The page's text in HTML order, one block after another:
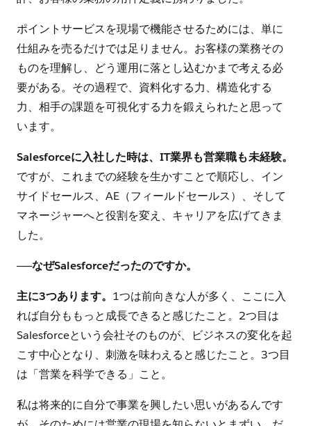
ポイントサービスを現場で機能させるためには、単に
仕組みを売るだけでは足りません。お客様の業務その
ものを理解し、どう運用に落とし込むかまで考える必
要がある。その過程で、資料化する力、構造化する
力、相手の課題を可視化する力を鍛えられたと思って
います。
Salesforceに入社した時は、IT業界も営業職も未経験。
ですが、これまでの経験を生かすことで順応し、イン
サイドセールス、AE（フィールドセールス）、そして
マネージャーへと役割を変え、キャリアを広げてきま
した。
──なぜSalesforceだったのですか。
主に3つあります。 1つは前向きな人が多く、ここに入
れば自分ももっと成長できると感じたこと。2つ目は
Salesforceという会社そのものが、ビジネスの変化を起
こす中心となり、刺激を味わえると感じたこと。3つ目
は「営業を科学できる」こと。
私は将来的に自分で事業を興したい思いがあるんです